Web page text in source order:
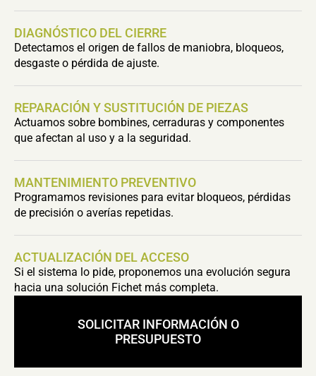
DIAGNÓSTICO DEL CIERRE
Detectamos el origen de fallos de maniobra, bloqueos,
desgaste o pérdida de ajuste.
REPARACIÓN Y SUSTITUCIÓN DE PIEZAS
Actuamos sobre bombines, cerraduras y componentes
que afectan al uso y a la seguridad.
MANTENIMIENTO PREVENTIVO
Programamos revisiones para evitar bloqueos, pérdidas
de precisión o averías repetidas.
ACTUALIZACIÓN DEL ACCESO
Si el sistema lo pide, proponemos una evolución segura
hacia una solución Fichet más completa.
SOLICITAR INFORMACIÓN O
PRESUPUESTO